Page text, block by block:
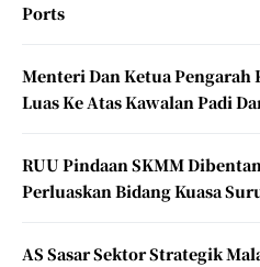
Ports
Menteri Dan Ketua Pengarah
Luas Ke Atas Kawalan Padi
RUU Pindaan SKMM
Perluaskan Bidang Kuasa
AS Sasar Sektor Strategik